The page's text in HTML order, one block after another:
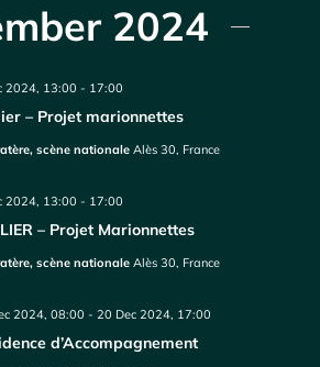
2024
– Projet marionnettes
2024, 13:00 - 17:00
scène nationaleAlès 30, France
– Projet Marionnettes
2024, 13:00 - 17:00
scène nationaleAlès 30, France
d’Accompagnement
2024, 08:00 -20 Dec 2024, 17:00